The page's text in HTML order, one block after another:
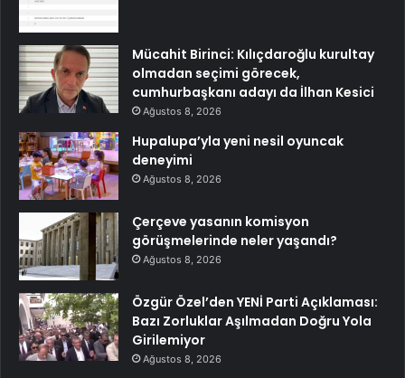
Mücahit Birinci: Kılıçdaroğlu kurultay
olmadan seçimi görecek,
cumhurbaşkanı adayı da İlhan Kesici
Ağustos 8, 2026
Hupalupa’yla yeni nesil oyuncak
deneyimi
Ağustos 8, 2026
Çerçeve yasanın komisyon
görüşmelerinde neler yaşandı?
Ağustos 8, 2026
Özgür Özel’den YENİ Parti Açıklaması:
Bazı Zorluklar Aşılmadan Doğru Yola
Girilemiyor
Ağustos 8, 2026